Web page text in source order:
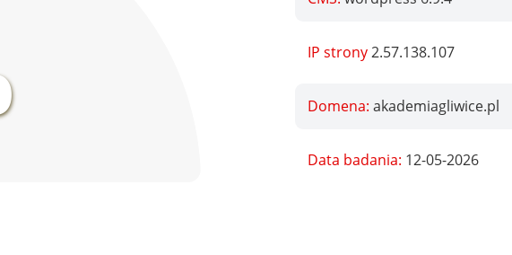
IP strony2.57.138.107
Domena: akademiagliwice.pl
Data badania: 12-05-2026